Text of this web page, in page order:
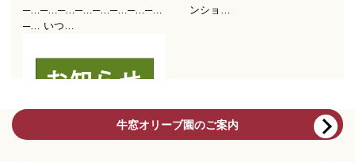
牛窓オリーブ園のご案内